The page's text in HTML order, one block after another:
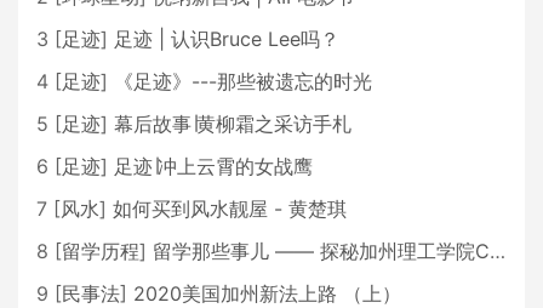
3 [足迹] 足迹 | 认识Bruce Lee吗？
4 [足迹]
《足迹》---那些被遗忘的时光
5 [足迹] 幕后故事∣黄柳霜之采访手札
6 [足迹] 足迹∣冲上云霄的女战鹰
7 [风水] 如何买到风水靓屋 - 黄楚琪
8 [留学历程] 留学那些事儿 —— 探秘加州理工学院Caltech博士生活 [上集]
9 [民事法] 2020美国加州新法上路 （上）